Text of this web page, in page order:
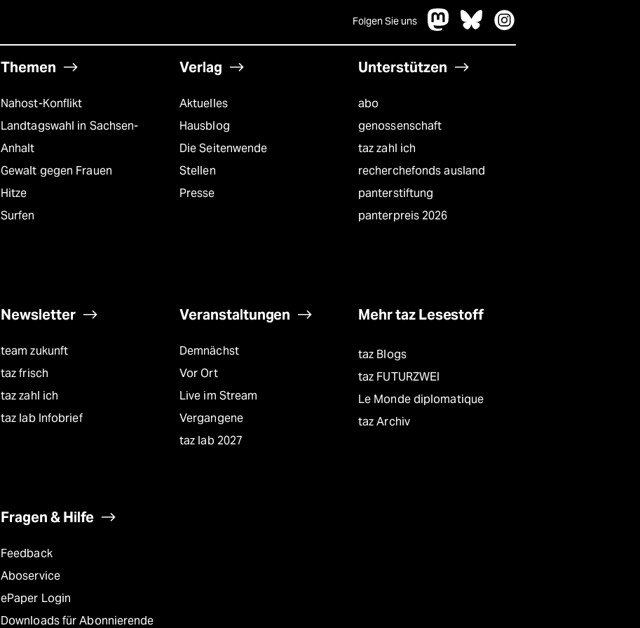
Folgen Sie uns
Themen
Nahost-Konflikt
Landtagswahl in Sachsen-
Anhalt
Gewalt gegen Frauen
Hitze
Surfen
Verlag
Aktuelles
Hausblog
Die Seitenwende
Stellen
Presse
Unterstützen
abo
genossenschaft
taz zahl ich
recherchefonds ausland
panterstiftung
panterpreis 2026
Newsletter
team zukunft
taz frisch
taz zahl ich
taz lab Infobrief
Veranstaltungen
Demnächst
Vor Ort
Live im Stream
Vergangene
taz lab 2027
Mehr taz Lesestoff
taz Blogs
taz FUTURZWEI
Le Monde diplomatique
taz Archiv
Fragen & Hilfe
Feedback
Aboservice
ePaper Login
Downloads für Abonnierende